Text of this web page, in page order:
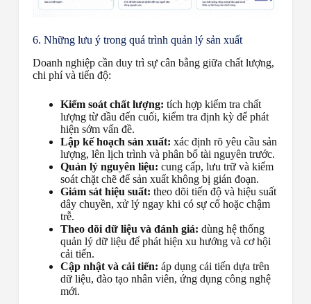
6. Những lưu ý trong quá trình quản lý sản xuất
Doanh nghiệp cần duy trì sự cân bằng giữa chất lượng,
chi phí và tiến độ:
Kiểm soát chất lượng: tích hợp kiểm tra chất
lượng từ đầu đến cuối, kiểm tra định kỳ để phát
hiện sớm vấn đề.
Lập kế hoạch sản xuất: xác định rõ yêu cầu sản
lượng, lên lịch trình và phân bổ tài nguyên trước.
Quản lý nguyên liệu: cung cấp, lưu trữ và kiểm
soát chặt chẽ để sản xuất không bị gián đoạn.
Giám sát hiệu suất: theo dõi tiến độ và hiệu suất
dây chuyền, xử lý ngay khi có sự cố hoặc chậm
trễ.
Theo dõi dữ liệu và đánh giá: dùng hệ thống
quản lý dữ liệu để phát hiện xu hướng và cơ hội
cải tiến.
Cập nhật và cải tiến: áp dụng cải tiến dựa trên
dữ liệu, đào tạo nhân viên, ứng dụng công nghệ
mới.